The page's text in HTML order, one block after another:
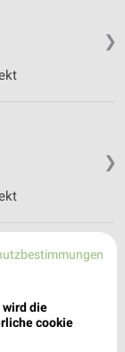
❯
❯
wird die
cookie